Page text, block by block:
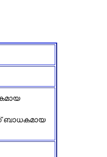
ബാധകമായ